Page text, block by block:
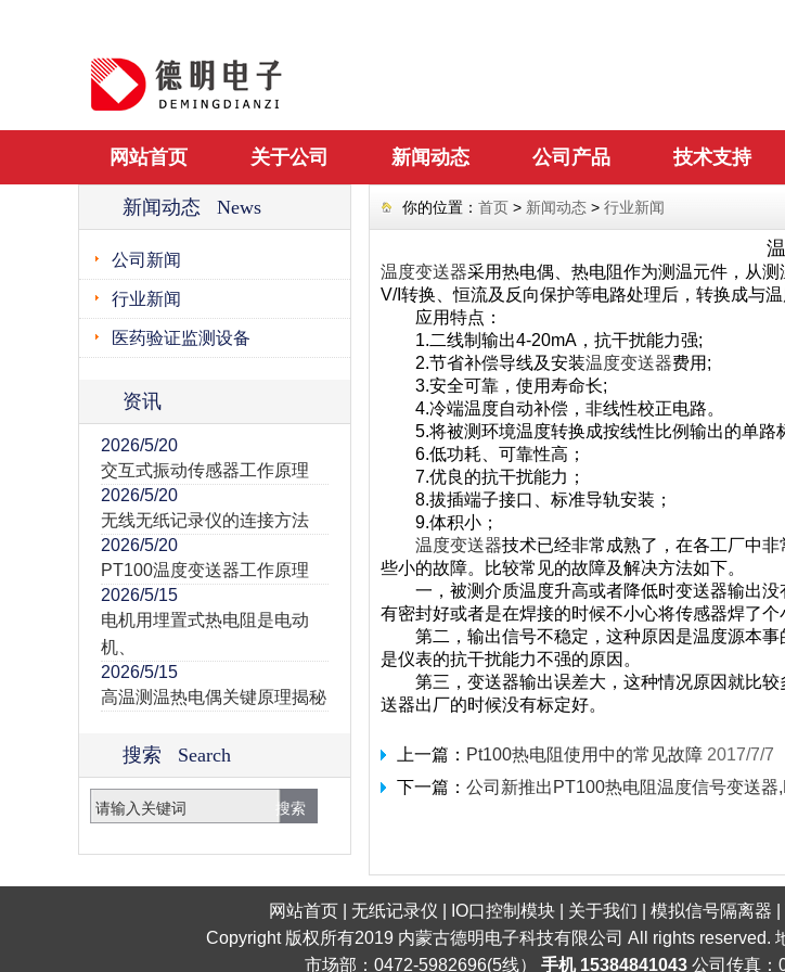
网站首页 关于公司 新闻动态 公司产品 技术支持
新闻动态 News
公司新闻
行业新闻
医药验证监测设备
资讯
2026/5/20
交互式振动传感器工作原理
2026/5/20
无线无纸记录仪的连接方法
2026/5/20
PT100温度变送器工作原理
2026/5/15
电机用埋置式热电阻是电动
机、
2026/5/15
高温测温热电偶关键原理揭秘
搜索 Search
你的位置： 首页 > 新闻动态 > 行业新闻
温度变送器采用热电偶、热电阻作为测温元件，从
V/I转换、恒流及反向保护等电路处理后，转换成与
应用特点：
1.二线制输出4-20mA，抗干扰能力强;
2.节省补偿导线及安装温度变送器费用;
3.安全可靠，使用寿命长;
4.冷端温度自动补偿，非线性校正电路。
5.将被测环境温度转换成按线性比例输出的单路
6.低功耗、可靠性高；
7.优良的抗干扰能力；
8.拔插端子接口、标准导轨安装；
9.体积小；
温度变送器技术已经非常成熟了，在各工厂中非
些小的故障。比较常见的故障及解决方法如下。
一，被测介质温度升高或者降低时变送器输出没
有密封好或者是在焊接的时候不小心将传感器焊了
第二，输出信号不稳定，这种原因是温度源本事
是仪表的抗干扰能力不强的原因。
第三，变送器输出误差大，这种情况原因就比较
送器出厂的时候没有标定好。
上一篇： Pt100热电阻使用中的常见故障 2017/7/7
下一篇： 公司新推出PT100热电阻温度信号变送器
网站首页 无纸记录仪 IO口控制模块 关于我们 模拟信号隔离器
Copyright 版权所有2019 内蒙古德明电子科技有限公司 All rights
市场部：0472-5982696(5线） 手机 15384841043 公司传真：